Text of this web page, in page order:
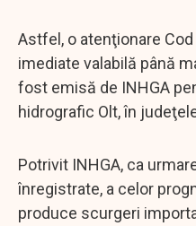
Astfel, o atenţionare
imediate valabilă până
fost emisă de INHGA
hidrografic Olt, în
Potrivit INHGA, ca
înregistrate, a celor
produce scurgeri